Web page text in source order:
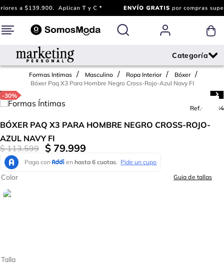
Formas Intimas Masculino Ropa Interior
Bóxer
Bóxer Paq X3 Para Hombre Negro Cross-Rojo-Azul Navy FI
-30%
Ref.633284
BÓXER PAQ X3 PARA HOMBRE NEGRO CROSS-ROJO-
AZUL NAVY FI
$ 113.599 $ 79.999
Talla
Color Guia de tallas